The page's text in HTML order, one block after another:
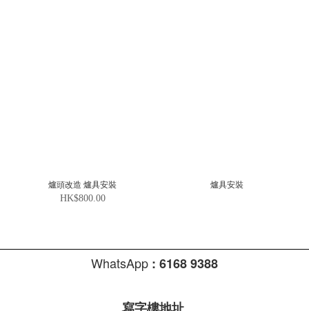
爐頭改造 爐具安裝
HK$800.00
爐具安裝
WhatsApp : 6168 9388